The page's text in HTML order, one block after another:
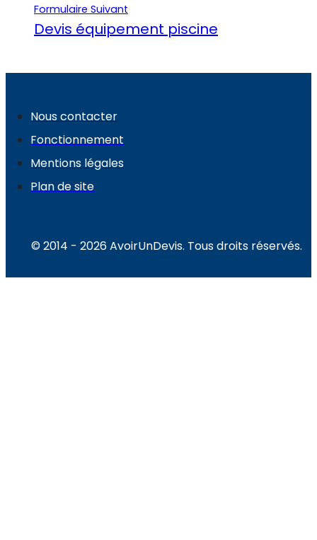
Formulaire Suivant
Devis équipement piscine
Nous contacter
Fonctionnement
Mentions légales
Plan de site
© 2014 - 2026 AvoirUnDevis. Tous droits réservés.